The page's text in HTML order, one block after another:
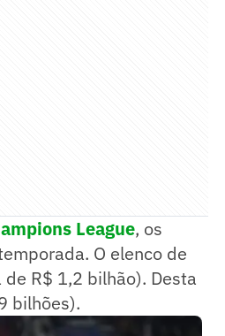
League, os
O elenco de
R$ 1,2 bilhão). Desta
bilhões).